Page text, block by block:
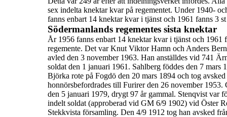
sex indelta knektar kvar på regementet. Under 1940-
fanns enbart 14 knektar kvar i tjänst och 1961 fanns 3
Södermanlands regementes sista knektar
År 1956 fanns enbart 14 knektar kvar i tjänst och
regemente. Det varKnut Viktor Hamn och Anders
avled den 3 november 1963. Han anställdes vid 741
soldat den 1 januari 1961. Sahlberg föddes den 7 mars
Björka rote på Fogdö den 20 mars 1894 och tog
honnörsbefordrades till Furirer den 26 november 1953.
den 5 januari 1979, drygt 97 år gammal. Stenqvist var
indelt soldat (approberad vid GM 6/9 1902) vid Öster
Stekkvista församling. Den 4/9 1912 tog han avsked